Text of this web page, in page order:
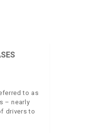
to as
– nearly
drivers to